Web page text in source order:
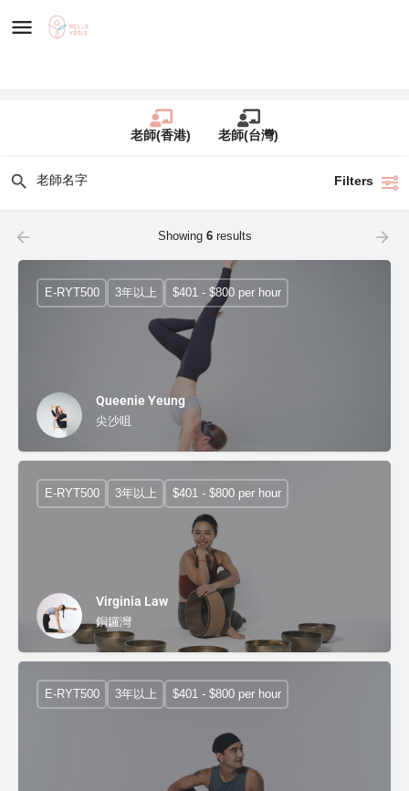
老師(香港) 老師(台灣)
Filters
Showing 6results
Queenie Yeung
尖沙咀
E-RYT500 3年以上 $401 - $800 per hour
Virginia Law
銅鑼灣
E-RYT500 3年以上 $401 - $800 per hour
E-RYT500 3年以上 $401 - $800 per hour